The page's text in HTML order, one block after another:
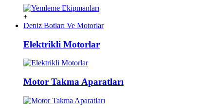
+
Deniz Botları Ve Motorlar
Elektrikli Motorlar
Motor Takma Aparatları